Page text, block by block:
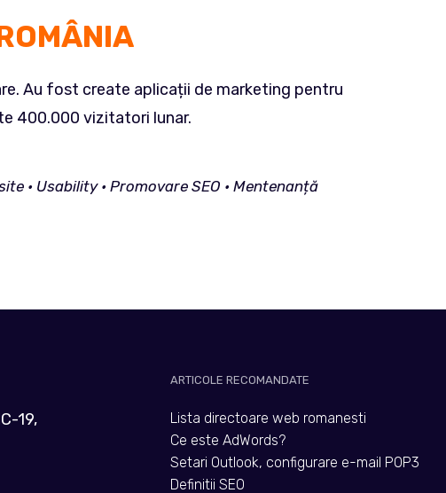
Au fost create aplicații de marketing pentru
400.000 vizitatori lunar.
• Usability • Promovare SEO • Mentenanță
19,
ARTICOLE RECOMANDATE
Lista directoare web romanesti
Ce este AdWords?
Setari Outlook, configurare e-mail POP3
Definitii SEO